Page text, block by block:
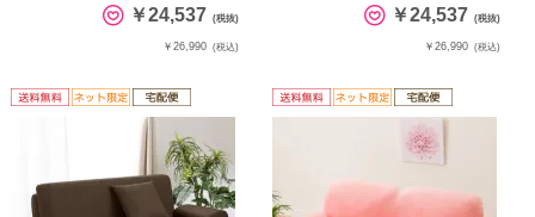
￥24,537 (税抜)
￥26,990 (税込)
￥24,537 (税抜)
￥26,990 (税込)